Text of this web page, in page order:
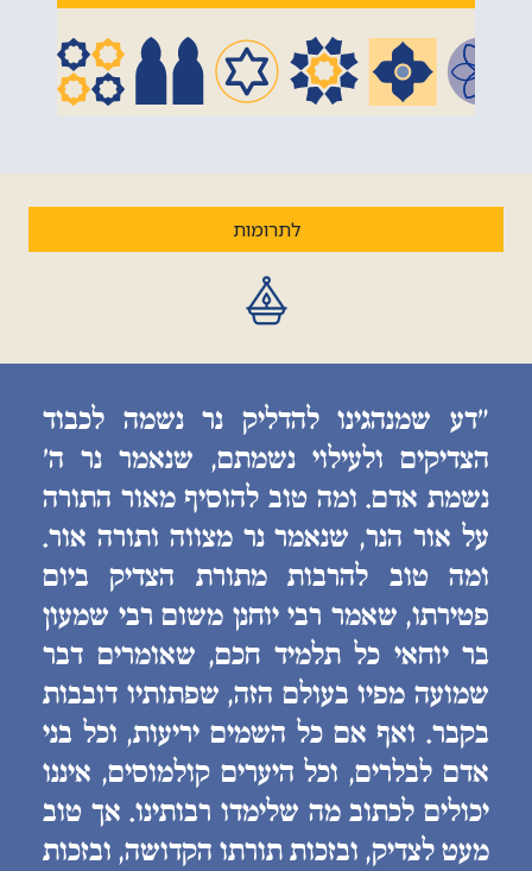
לתרומות
״דע שמנהגינו להדליק נר נשמה לכבוד
הצדיקים ולעילוי נשמתם, שנאמר נר ה׳
נשמת אדם. ומה טוב להוסיף מאור התורה
על אור הנר, שנאמר נר מצווה ותורה אור.
ומה טוב להרבות מתורת הצדיק ביום
פטירתו, שאמר רבי יוחנן משום רבי שמעון
בר יוחאי כל תלמיד חכם, שאומרים דבר
שמועה מפיו בעולם הזה, שפתותיו דובבות
בקבר. ואף אם כל השמים יריעות, וכל בני
אדם לבלרים, וכל היערים קולמוסים, איננו
יכולים לכתוב מה שלימדו רבותינו. אך טוב
מעט לצדיק, ובזכות תורתו הקדושה, ובזכות